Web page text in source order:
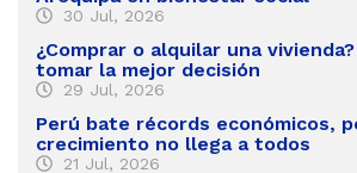
30 Jul, 2026
¿Comprar o alquilar una
tomar la mejor decisión
29 Jul, 2026
Perú bate récords económicos,
crecimiento no llega a todos
21 Jul, 2026